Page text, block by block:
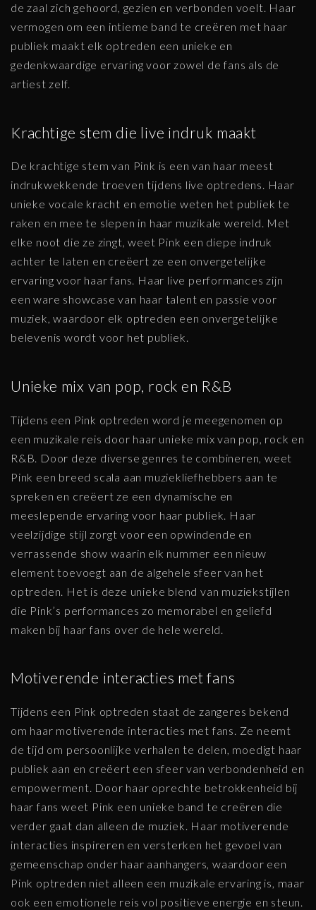
de zaal zich gehoord, gezien en verbonden voelt. Haar
vermogen om een intieme band te creëren met haar
publiek maakt elk optreden een unieke en
gedenkwaardige ervaring voor zowel de fans als de
artiest zelf.
Krachtige stem die live indruk maakt
De krachtige stem van Pink is een van haar meest
indrukwekkende troeven tijdens live optredens. Haar
unieke vocale kracht en emotie weten het publiek te
raken en mee te slepen in haar muzikale wereld. Met
elke noot die ze zingt, weet Pink een diepe indruk
achter te laten en creëert ze een onvergetelijke
ervaring voor haar fans. Haar live performances zijn
een ware showcase van haar talent en passie voor
muziek, waardoor elk optreden een onvergetelijke
belevenis wordt voor het publiek.
Unieke mix van pop, rock en R&B
Tijdens een Pink optreden word je meegenomen op
een muzikale reis door haar unieke mix van pop, rock en
R&B. Door deze diverse genres te combineren, weet
Pink een breed scala aan muziekliefhebbers aan te
spreken en creëert ze een dynamische en
meeslepende ervaring voor haar publiek. Haar
veelzijdige stijl zorgt voor een opwindende en
verrassende show waarin elk nummer een nieuw
element toevoegt aan de algehele sfeer van het
optreden. Het is deze unieke blend van muziekstijlen
die Pink’s performances zo memorabel en geliefd
maken bij haar fans over de hele wereld.
Motiverende interacties met fans
Tijdens een Pink optreden staat de zangeres bekend
om haar motiverende interacties met fans. Ze neemt
de tijd om persoonlijke verhalen te delen, moedigt haar
publiek aan en creëert een sfeer van verbondenheid en
empowerment. Door haar oprechte betrokkenheid bij
haar fans weet Pink een unieke band te creëren die
verder gaat dan alleen de muziek. Haar motiverende
interacties inspireren en versterken het gevoel van
gemeenschap onder haar aanhangers, waardoor een
Pink optreden niet alleen een muzikale ervaring is, maar
ook een emotionele reis vol positieve energie en steun.